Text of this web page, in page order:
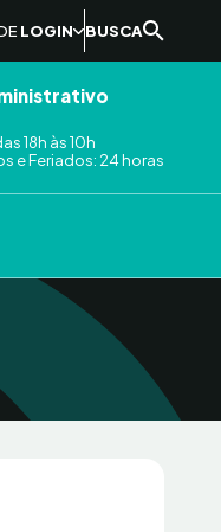
LOGIN BUSCA
18h às 10h
e Feriados: 24 horas